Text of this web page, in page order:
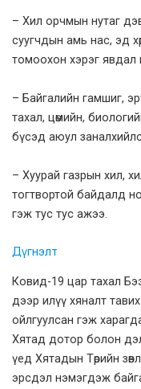
– Хил орчмын нутаг
суугчдын амь нас, эд
томоохон хэрэг явдал
– Байгалийн гамшиг,
тахал, цөмийн,
бүсэд аюул
– Хуурай газрын хил,
тогтвортой байдалд
гэж тус тус ажээ.
Дүгнэлт
Ковид-19 цар тахал
дээр илүү хяналт
ойлгуулсан гэж
Хятад дотор болон
үед Хятадын Төрийн
эрсдэл нэмэгдэж